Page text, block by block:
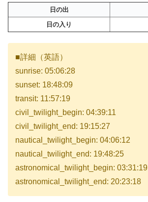
日の出
日の入り
■詳細（英語）
sunrise: 05:06:28
sunset: 18:48:09
transit: 11:57:19
civil_twilight_begin: 04:39:11
civil_twilight_end: 19:15:27
nautical_twilight_begin: 04:06:12
nautical_twilight_end: 19:48:25
astronomical_twilight_begin: 03:31:19
astronomical_twilight_end: 20:23:18